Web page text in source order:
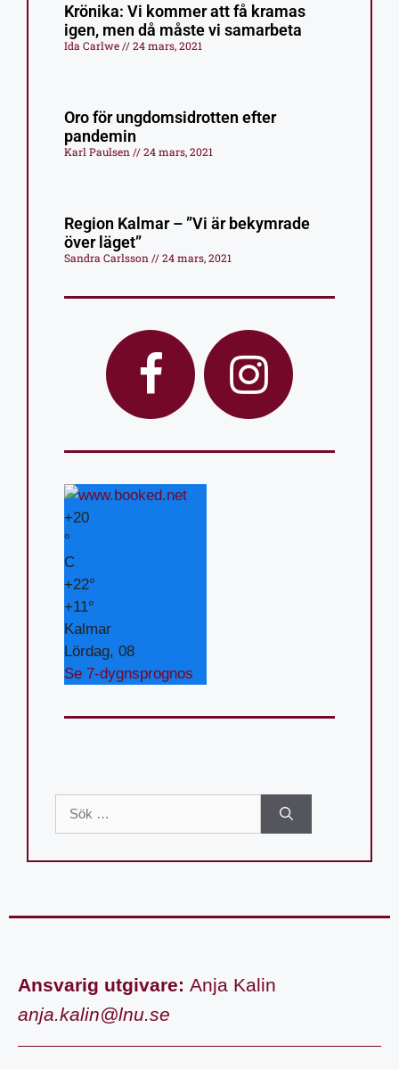
Krönika: Vi kommer att få kramas
igen, men då måste vi samarbeta
Ida Carlwe 24 mars, 2021
Oro för ungdomsidrotten efter
pandemin
Karl Paulsen 24 mars, 2021
Region Kalmar – ”Vi är bekymrade
över läget”
Sandra Carlsson 24 mars, 2021
+20
°
C
+22°
+11°
Kalmar
Lördag, 08
Se 7-dygnsprognos
Ansvarig utgivare: Anja Kalin
anja.kalin@lnu.se